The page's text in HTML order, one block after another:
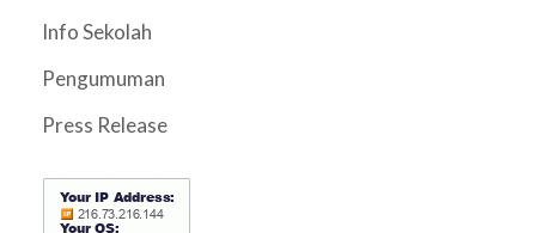
Info Sekolah
Pengumuman
Press Release